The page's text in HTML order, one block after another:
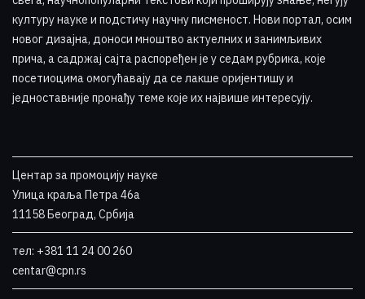
културу науке и подстичу научну писменост. Нови портал, осим
новог дизајна, доноси мноштво актуелних и занимљивих
прича, а садржај сајта распоређен је у седам рубрика, које
посетиоцима омогућавају да се лакше оријентишу и
једноставније пронађу теме које их највише интересују.
Центар за промоцију науке
Улица краља Петра 46a
11158 Београд, Србија
тел: +381 11 24 00 260
centar@cpn.rs